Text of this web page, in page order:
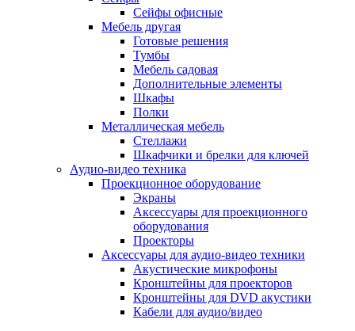
Сейфы офисные
Мебель другая
Готовые решения
Тумбы
Мебель садовая
Дополнительные элементы
Шкафы
Полки
Металлическая мебель
Стеллажи
Шкафчики и брелки для ключей
Аудио-видео техника
Проекционное оборудование
Экраны
Аксессуары для проекционного
оборудования
Проекторы
Аксессуары для аудио-видео техники
Акустические микрофоны
Кронштейны для проекторов
Кронштейны для DVD акустики
Кабели для аудио/видео